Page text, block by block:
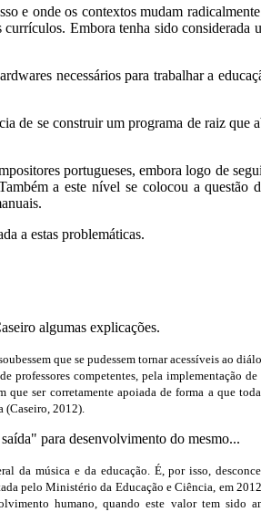
e onde os contextos mudam
Embora tenha sido considerada
necessários para trabalhar a
de se construir um programa de raiz que
portugueses, embora logo de
a este nível se colocou a questão
a estas problemáticas.
algumas explicações.
que se pudessem tornar acessíveis ao
competentes, pela implementação
ser corretamente apoiada de forma a que
(Caseiro, 2012).
para desenvolvimento do mesmo...
da música e da educação. É, por isso,
pelo Ministério da Educação e Ciência, em
humano, quando este valor tem sido